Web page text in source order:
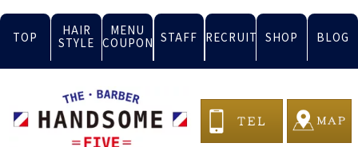
TOP
HAIR
STYLE
MENU
COUPON STAFF RECRUIT SHOP BLOG